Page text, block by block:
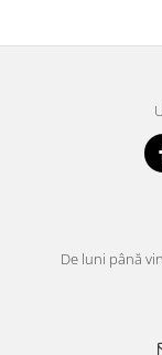
De luni până